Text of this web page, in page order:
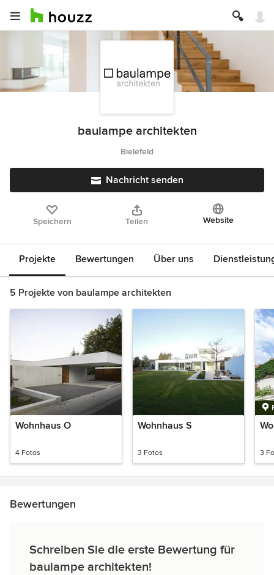
baulampe architekten
Bielefeld
Nachricht senden
Speichern Teilen Website
Projekte Bewertungen Über uns
5 Projekte von baulampe architekten
Wohnhaus O
4 Fotos
Wohnhaus S
3 Fotos 3
Bewertungen
Schreiben Sie die erste Bewertung für
baulampe architekten!